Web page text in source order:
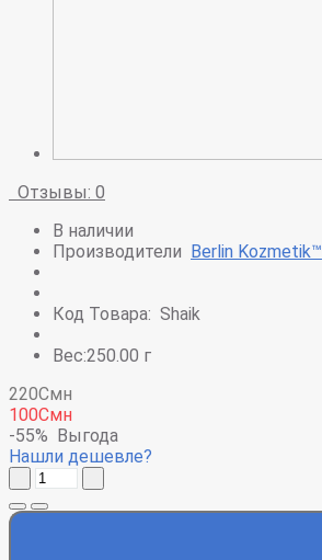
Отзывы: 0
В наличии
Производители Berlin Kozmetik™
Код Товара: Shaik
Вес:250.00 г
220Смн
100Смн
-55% Выгода
Нашли дешевле?